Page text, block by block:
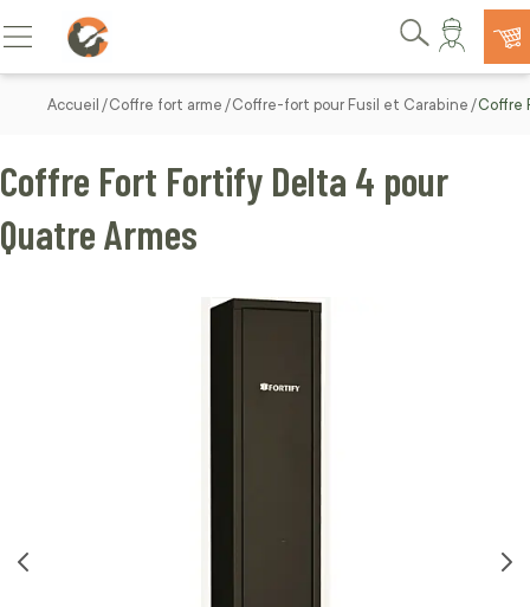
Allez au contenu
Basculer la navigation
Rechercher
Accueil Coffre fort arme Coffre-fort pour Fusil et Carabine Coffre
Coffre Fort Fortify Delta 4 pour
Quatre Armes